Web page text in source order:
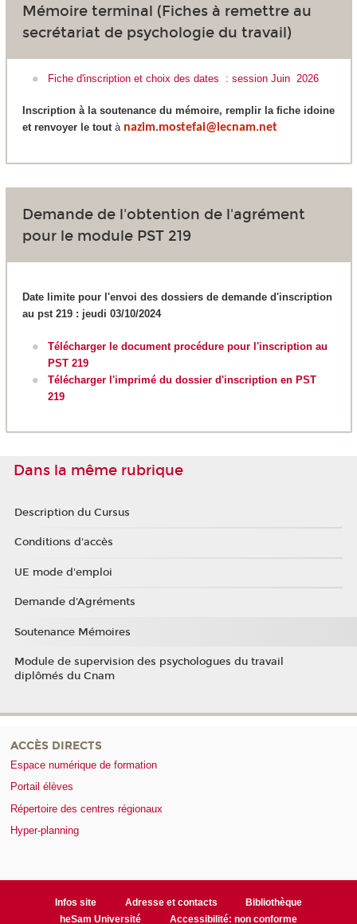
Mémoire terminal (Fiches à remettre au
secrétariat de psychologie du travail)
Fiche d'inscription et choix des dates : session Juin 2026
Inscription à la soutenance du mémoire, remplir la fiche idoine
et renvoyer le toutà nazim.mostefai@lecnam.net
Demande de l'obtention de l'agrément
pour le module PST 219
Date limite pour l'envoi des dossiers de demande d'inscription
au pst 219 : jeudi 03/10/2024
Télécharger le document procédure pour l'inscription au
PST 219
Télécharger l'imprimé du dossier d'inscription en PST
219
Dans la même rubrique
Description du Cursus
Conditions d'accès
UE mode d'emploi
Demande d'Agréments
Soutenance Mémoires
Module de supervision des psychologues du travail
diplômés du Cnam
ACCÈS DIRECTS
Espace numérique de formation
Portail élèves
Répertoire des centres régionaux
Hyper-planning
Infos site Adresse et contacts
Bibliothèque
heSam Université
Accessibilité: non conforme